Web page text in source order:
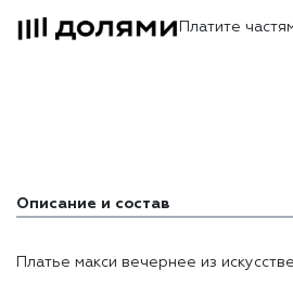
Платите
Описание и состав
Доставка и оплата
Платье макси вечернее из